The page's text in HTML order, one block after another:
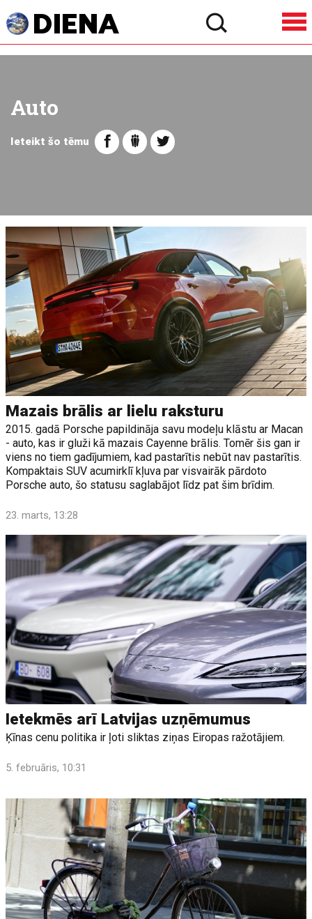
Auto
Ieteikt šo tēmu
Mazais brālis ar lielu raksturu
2015. gadā Porsche papildināja savu modeļu klāstu ar Macan
- auto, kas ir gluži kā mazais Cayenne brālis. Tomēr šis gan ir
viens no tiem gadījumiem, kad pastarītis nebūt nav pastarītis.
Kompaktais SUV acumirklī kļuva par visvairāk pārdoto
Porsche auto, šo statusu saglabājot līdz pat šim brīdim.
23. marts, 13:28
Ietekmēs arī Latvijas uzņēmumus
Ķīnas cenu politika ir ļoti sliktas ziņas Eiropas ražotājiem.
5. februāris, 10:31